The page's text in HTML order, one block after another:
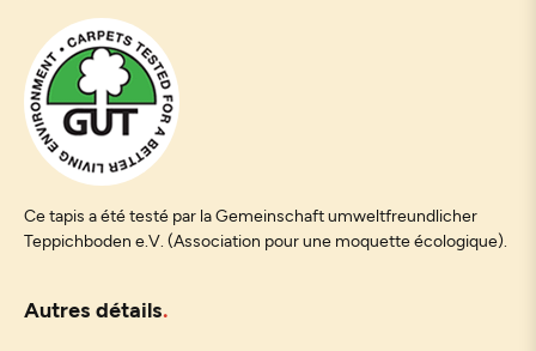
Ce tapis a été testé par la Gemeinschaft umweltfreundlicher
Teppichboden e.V. (Association pour une moquette écologique).
Autres détails